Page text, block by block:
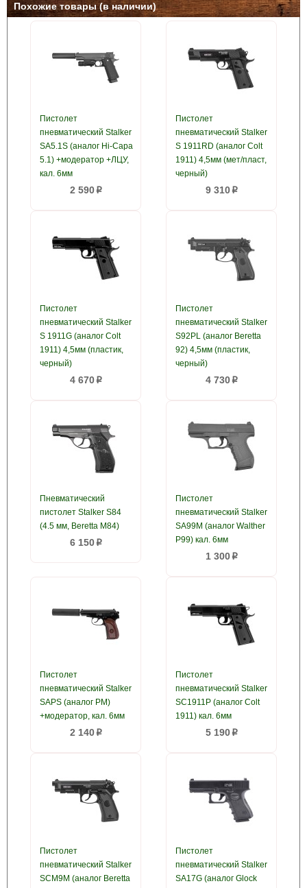
Похожие товары (в наличии)
Пистолет
пневматический Stalker
SA5.1S (аналог Hi-Capa
5.1) +модератор +ЛЦУ,
кал. 6мм
2 590p
Пистолет
пневматический Stalker
S 1911RD (аналог Colt
1911) 4,5мм (мет/пласт,
черный)
9 310p
Пистолет
пневматический Stalker
S 1911G (аналог Colt
1911) 4,5мм (пластик,
черный)
4 670p
Пистолет
пневматический Stalker
S92PL (аналог Beretta
92) 4,5мм (пластик,
черный)
4 730p
Пневматический
пистолет Stalker S84
(4.5 мм, Beretta M84)
6 150p
Пистолет
пневматический Stalker
SA99M (аналог Walther
P99) кал. 6мм
1 300p
Пистолет
пневматический Stalker
SAPS (аналог PM)
+модератор, кал. 6мм
2 140p
Пистолет
пневматический Stalker
SС1911P (аналог Colt
1911) кал. 6мм
5 190p
Пистолет
пневматический Stalker
SСM9M (аналог Beretta
Пистолет
пневматический Stalker
SA17G (аналог Glock